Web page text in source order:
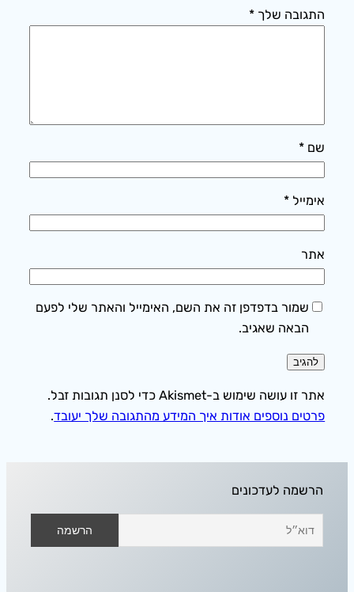
התגובה שלך *
שם *
אימייל *
אתר
שמור בדפדפן זה את השם, האימייל והאתר שלי לפעם
הבאה שאגיב.
אתר זו עושה שימוש ב-Akismet כדי לסנן תגובות זבל.
פרטים נוספים אודות איך המידע מהתגובה שלך יעובד.
הרשמה לעדכונים